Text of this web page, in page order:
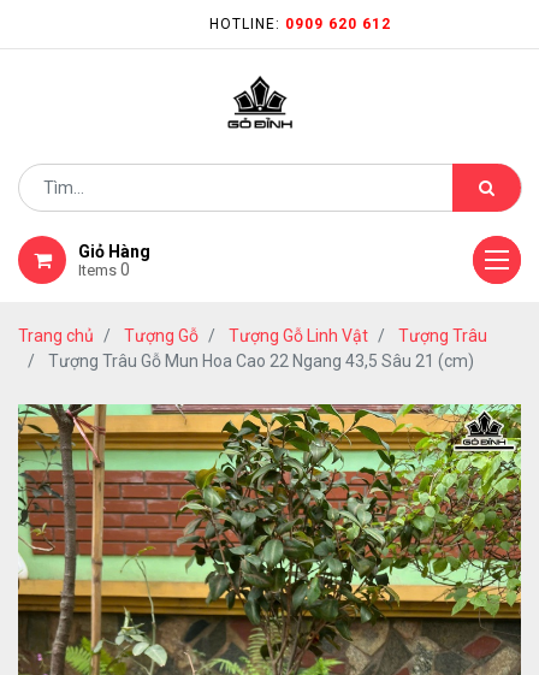
HOTLINE: 0909 620 612
Giỏ Hàng
Items 0
Trang chủ Tượng Gỗ Tượng Gỗ Linh Vật
Tượng Trâu
Tượng Trâu Gỗ Mun Hoa Cao 22 Ngang 43,5 Sâu 21 (cm)